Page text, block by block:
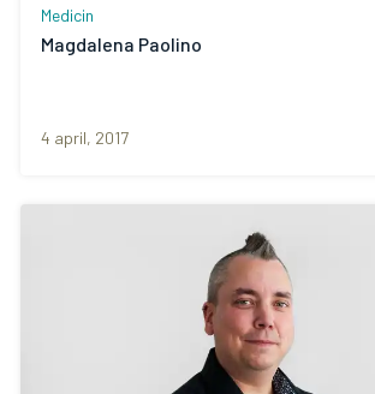
Medicin
Magdalena Paolino
4 april, 2017